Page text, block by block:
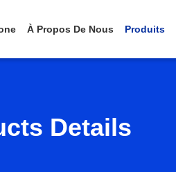
À Propos De Nous Produits
Details